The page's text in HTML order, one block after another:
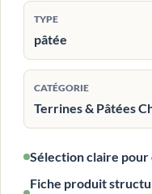
TYPE
pâtée
CATÉGORIE
Terrines & Pâtées
Sélection claire
Fiche produit